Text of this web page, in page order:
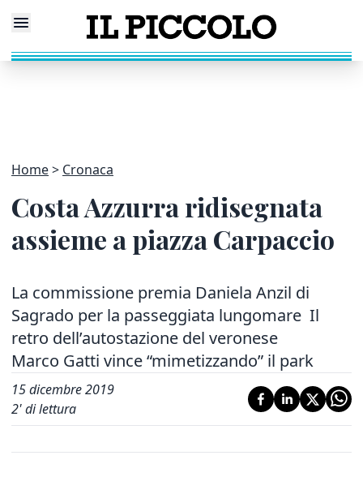
Home Cronaca
Costa Azzurra ridisegnata
assieme a piazza Carpaccio
La commissione premia Daniela Anzil di
Sagrado per la passeggiata lungomare Il
retro dell’autostazione del veronese
Marco Gatti vince “mimetizzando” il park
15 dicembre 2019
2' di lettura